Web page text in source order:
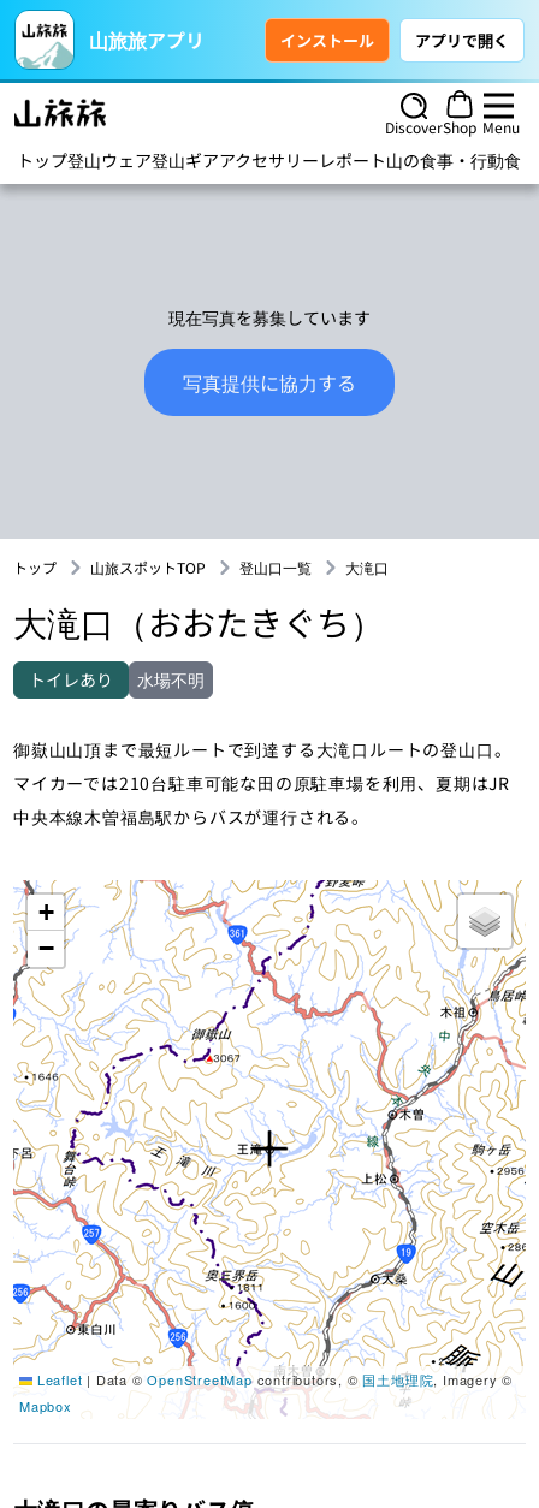
山旅旅アプリ インストール アプリで開く
DiscoverShop Menu
トップ登山ウェア登山ギアアクセサリー レポート山の食事・行動食
現在写真を募集しています
写真提供に協力する
トップ 山旅スポットTOP 登山口一覧 大滝口
大滝口（おおたきぐち）
トイレあり 水場不明
御嶽山山頂まで最短ルートで到達する大滝口ルートの登山口。
マイカーでは210台駐車可能な田の原駐車場を利用、夏期はJR
中央本線木曽福島駅からバスが運行される。
+
−
Leaflet | Data ©OpenStreetMapcontributors, ©国土地理院, Imagery ©
Mapbox